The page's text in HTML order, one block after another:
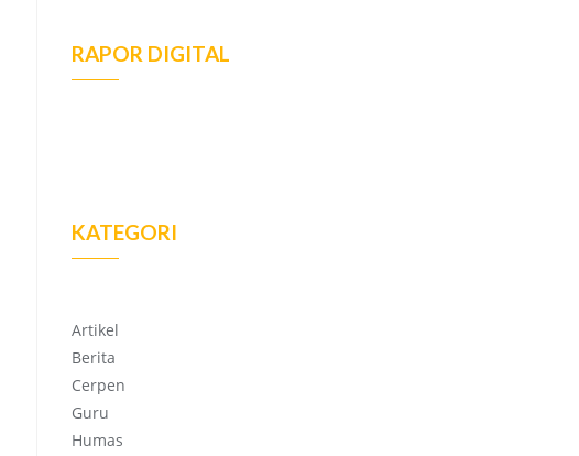
RAPOR DIGITAL
KATEGORI
Artikel
Berita
Cerpen
Guru
Humas